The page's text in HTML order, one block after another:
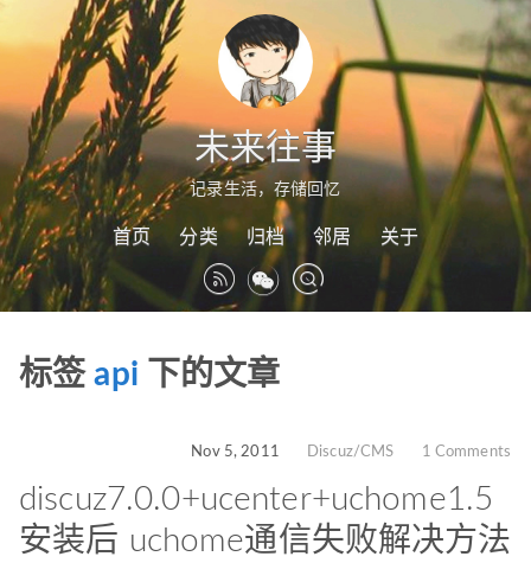
未来往事
记录生活，存储回忆
首页 分类 归档 邻居 关于
标签api 下的文章
Nov 5, 2011 Discuz/CMS 1 Comments
discuz7.0.0+ucenter+uchome1.5
安装后 uchome通信失败解决方法